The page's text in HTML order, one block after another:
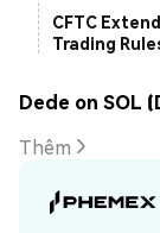
CFTC
Trading
Dede on SOL
Thêm